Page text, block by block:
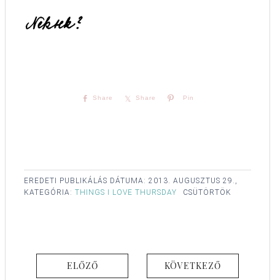
Share Share Pin
EREDETI PUBLIKÁLÁS DÁTUMA: 2013. AUGUSZTUS 29.,
CSÜTÖRTÖK
KATEGÓRIA: THINGS I LOVE THURSDAY
ELŐZŐ KÖVETKEZŐ